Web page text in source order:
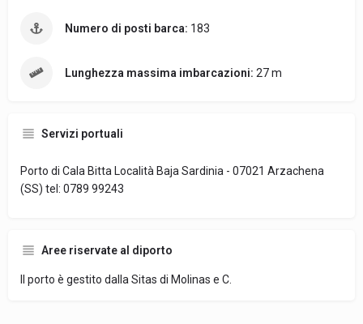
Numero di posti barca: 183
Lunghezza massima imbarcazioni: 27 m
Servizi portuali
Porto di Cala Bitta Località Baja Sardinia - 07021 Arzachena
(SS) tel: 0789 99243
Aree riservate al diporto
Il porto è gestito dalla Sitas di Molinas e C.